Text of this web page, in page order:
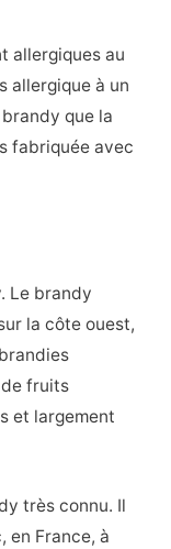
allergiques au
allergique à un
que la
fabriquée avec
Le brandy
la côte ouest,
fruits
et largement
très connu. Il
en France, à